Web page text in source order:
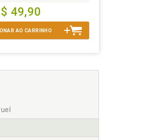
49,90
AO CARRINHO